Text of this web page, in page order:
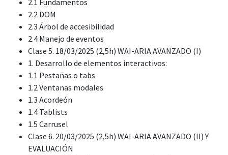
2.1 Fundamentos
2.2 DOM
2.3 Árbol de accesibilidad
2.4 Manejo de eventos
Clase 5. 18/03/2025 (2,5h) WAI-ARIA AVANZADO (I)
1. Desarrollo de elementos interactivos:
1.1 Pestañas o tabs
1.2 Ventanas modales
1.3 Acordeón
1.4 Tablists
1.5 Carrusel
Clase 6. 20/03/2025 (2,5h) WAI-ARIA AVANZADO (II) Y
EVALUACIÓN